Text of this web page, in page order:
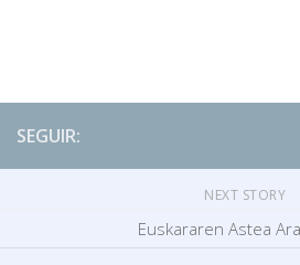
SEGUIR:
NEXT STORY
Euskararen Astea